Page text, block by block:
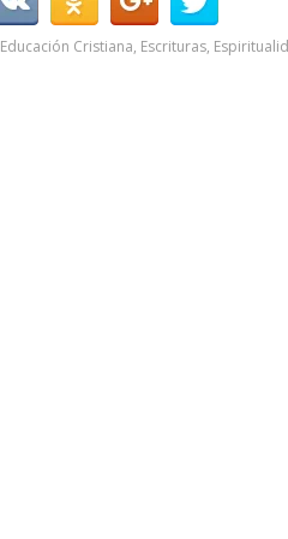
Educación Cristiana, Escrituras,